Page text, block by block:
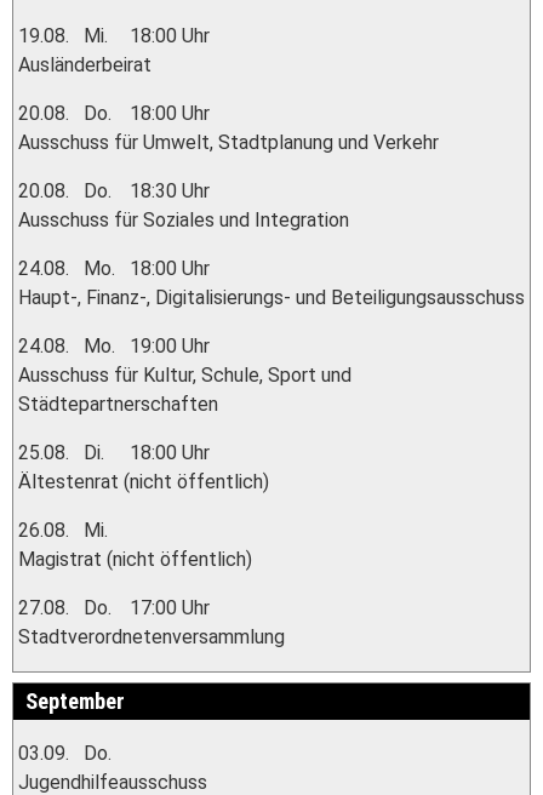
19.08. Mi.
18:00 Uhr
Ausländerbeirat
20.08. Do.
18:00 Uhr
Ausschuss für Umwelt, Stadtplanung und Verkehr
20.08. Do.
18:30 Uhr
Ausschuss für Soziales und Integration
24.08. Mo.
18:00 Uhr
Haupt-, Finanz-, Digitalisierungs- und Beteiligungsausschuss
24.08. Mo.
19:00 Uhr
Ausschuss für Kultur, Schule, Sport und
Städtepartnerschaften
25.08. Di.
18:00 Uhr
Ältestenrat (nicht öffentlich)
26.08.
Mi.
Magistrat (nicht öffentlich)
27.08. Do.
17:00 Uhr
Stadtverordnetenversammlung
September
03.09.
Do.
Jugendhilfeausschuss